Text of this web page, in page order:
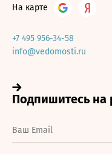
На карте
+7 495 956-34-58
info@vedomosti.ru